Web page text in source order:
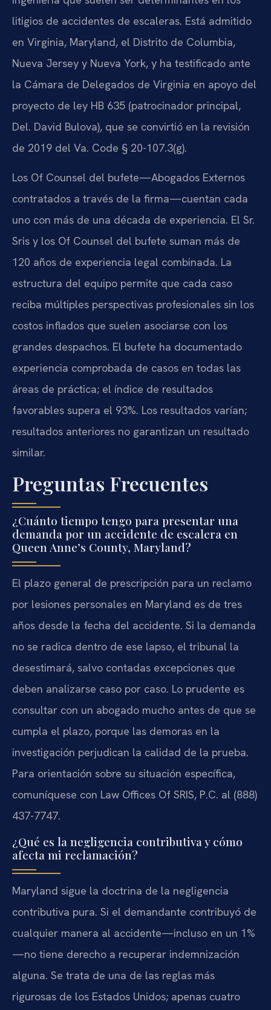
litigios de accidentes de escaleras. Está admitido
en Virginia, Maryland, el Distrito de Columbia,
Nueva Jersey y Nueva York, y ha testificado ante
la Cámara de Delegados de Virginia en apoyo del
proyecto de ley HB 635 (patrocinador principal,
Del. David Bulova), que se convirtió en la revisión
de 2019 del Va. Code § 20-107.3(g).
Los Of Counsel del bufete—Abogados Externos
contratados a través de la firma—cuentan cada
uno con más de una década de experiencia. El Sr.
Sris y los Of Counsel del bufete suman más de
120 años de experiencia legal combinada. La
estructura del equipo permite que cada caso
reciba múltiples perspectivas profesionales sin los
costos inflados que suelen asociarse con los
grandes despachos. El bufete ha documentado
experiencia comprobada de casos en todas las
áreas de práctica; el índice de resultados
favorables supera el 93%. Los resultados varían;
resultados anteriores no garantizan un resultado
similar.
Preguntas Frecuentes
¿Cuánto tiempo tengo para presentar una
demanda por un accidente de escalera en
Queen Anne’s County, Maryland?
El plazo general de prescripción para un reclamo
por lesiones personales en Maryland es de tres
años desde la fecha del accidente. Si la demanda
no se radica dentro de ese lapso, el tribunal la
desestimará, salvo contadas excepciones que
deben analizarse caso por caso. Lo prudente es
consultar con un abogado mucho antes de que se
cumpla el plazo, porque las demoras en la
investigación perjudican la calidad de la prueba.
Para orientación sobre su situación específica,
comuníquese con Law Offices Of SRIS, P.C. al (888)
437-7747.
¿Qué es la negligencia contributiva y cómo
afecta mi reclamación?
Maryland sigue la doctrina de la negligencia
contributiva pura. Si el demandante contribuyó de
cualquier manera al accidente—incluso en un 1%
—no tiene derecho a recuperar indemnización
alguna. Se trata de una de las reglas más
rigurosas de los Estados Unidos; apenas cuatro